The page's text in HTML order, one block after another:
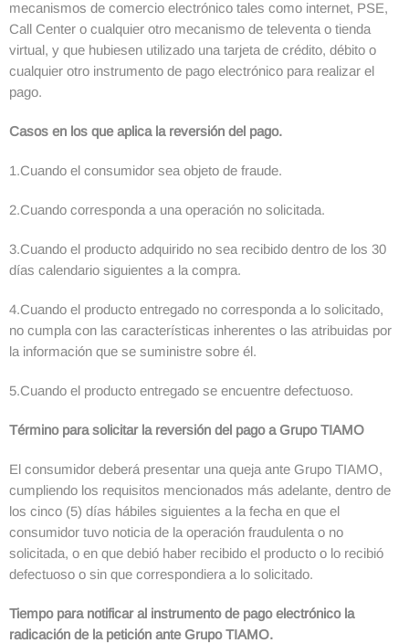
mecanismos de comercio electrónico tales como internet, PSE,
Call Center o cualquier otro mecanismo de televenta o tienda
virtual, y que hubiesen utilizado una tarjeta de crédito, débito o
cualquier otro instrumento de pago electrónico para realizar el
pago.
Casos en los que aplica la reversión del pago.
1.Cuando el consumidor sea objeto de fraude.
2.Cuando corresponda a una operación no solicitada.
3.Cuando el producto adquirido no sea recibido dentro de los 30
días calendario siguientes a la compra.
4.Cuando el producto entregado no corresponda a lo solicitado,
no cumpla con las características inherentes o las atribuidas por
la información que se suministre sobre él.
5.Cuando el producto entregado se encuentre defectuoso.
Término para solicitar la reversión del pago a Grupo TIAMO
El consumidor deberá presentar una queja ante Grupo TIAMO,
cumpliendo los requisitos mencionados más adelante, dentro de
los cinco (5) días hábiles siguientes a la fecha en que el
consumidor tuvo noticia de la operación fraudulenta o no
solicitada, o en que debió haber recibido el producto o lo recibió
defectuoso o sin que correspondiera a lo solicitado.
Tiempo para notificar al instrumento de pago electrónico la
radicación de la petición ante Grupo TIAMO.